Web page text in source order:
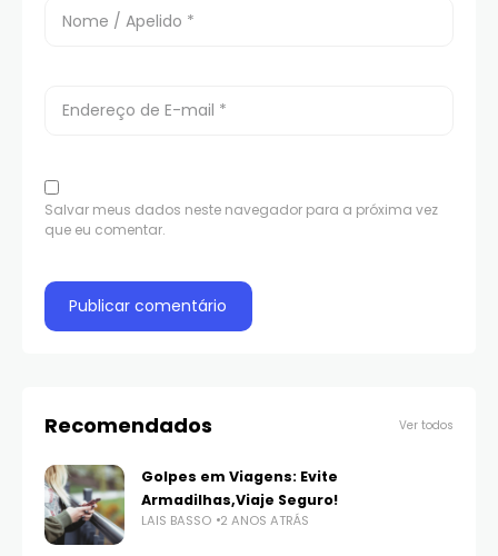
Salvar meus dados neste navegador para a próxima vez
que eu comentar.
Recomendados Ver todos
Golpes em Viagens: Evite
Armadilhas,Viaje Seguro!
LAIS BASSO 2 ANOS ATRÁS